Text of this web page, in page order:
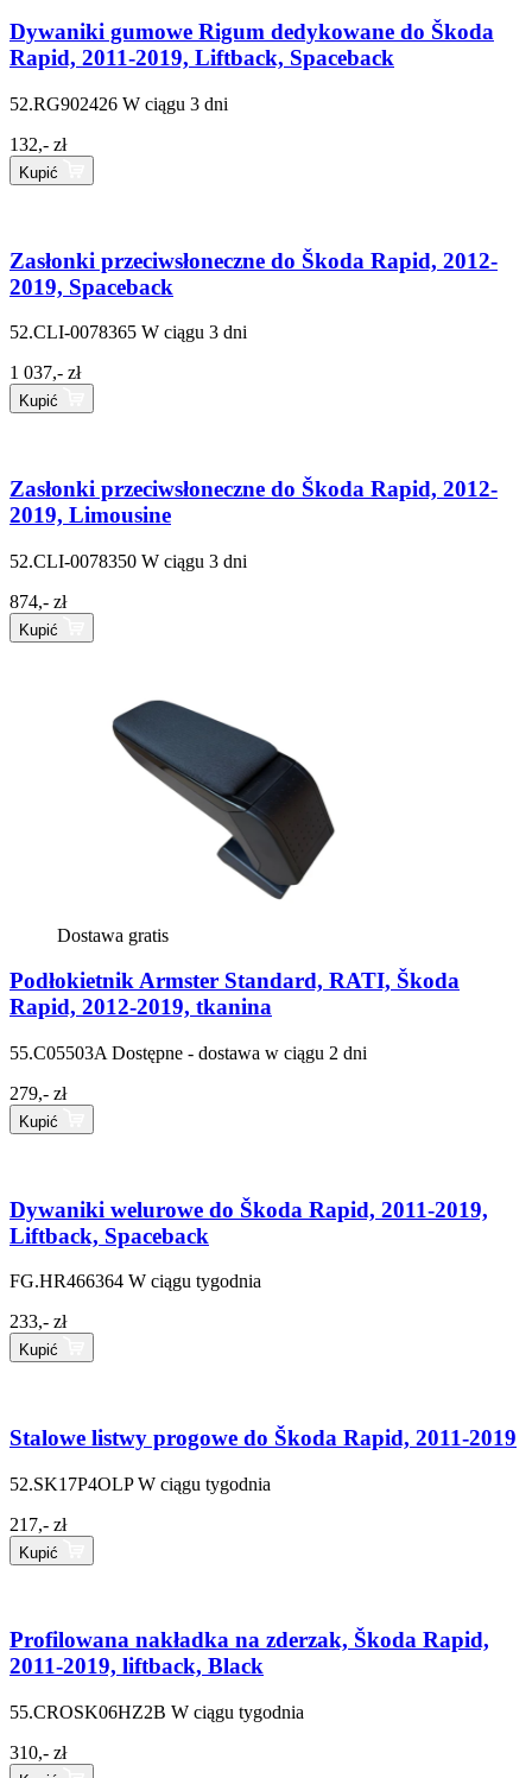
Dywaniki gumowe Rigum dedykowane do Škoda
Rapid, 2011-2019, Liftback, Spaceback
52.RG902426 W ciągu 3 dni
132,- zł
Kupić
Zasłonki przeciwsłoneczne do Škoda Rapid, 2012-
2019, Spaceback
52.CLI-0078365 W ciągu 3 dni
1 037,- zł
Kupić
Zasłonki przeciwsłoneczne do Škoda Rapid, 2012-
2019, Limousine
52.CLI-0078350 W ciągu 3 dni
874,- zł
Kupić
Dostawa gratis
Podłokietnik Armster Standard, RATI, Škoda
Rapid, 2012-2019, tkanina
55.C05503A Dostępne - dostawa w ciągu 2 dni
279,- zł
Kupić
Dywaniki welurowe do Škoda Rapid, 2011-2019,
Liftback, Spaceback
FG.HR466364 W ciągu tygodnia
233,- zł
Kupić
Stalowe listwy progowe do Škoda Rapid, 2011-2019
52.SK17P4OLP W ciągu tygodnia
217,- zł
Kupić
Profilowana nakładka na zderzak, Škoda Rapid,
2011-2019, liftback, Black
55.CROSK06HZ2B W ciągu tygodnia
310,- zł